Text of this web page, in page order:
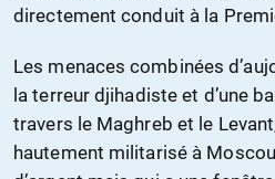
directement conduit à la
Les menaces combinées
la terreur djihadiste et d’une
travers le Maghreb et le
hautement militarisé à